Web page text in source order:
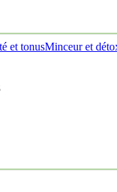
et tonusMinceur et